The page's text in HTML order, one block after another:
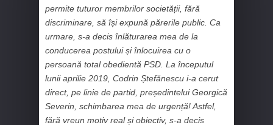
permite tuturor membrilor societății, fără
discriminare, să își expună părerile public. Ca
urmare, s-a decis înlăturarea mea de la
conducerea postului și înlocuirea cu o
persoană total obedientă PSD. La începutul
lunii aprilie 2019, Codrin Ștefănescu i-a cerut
direct, pe linie de partid, președintelui Georgică
Severin, schimbarea mea de urgență! Astfel,
fără vreun motiv real și obiectiv, s-a decis